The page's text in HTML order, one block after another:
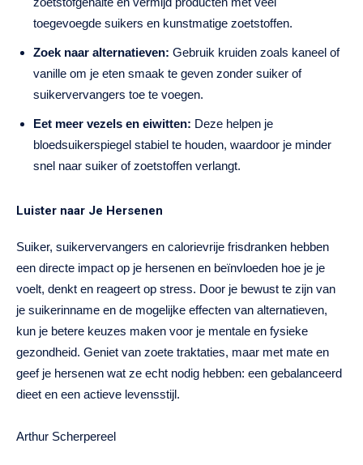
toegevoegde suikers en kunstmatige zoetstoffen.
Zoek naar alternatieven: Gebruik kruiden zoals kaneel of
vanille om je eten smaak te geven zonder suiker of
suikervervangers toe te voegen.
Eet meer vezels en eiwitten: Deze helpen je
bloedsuikerspiegel stabiel te houden, waardoor je minder
snel naar suiker of zoetstoffen verlangt.
Luister naar Je Hersenen
Suiker, suikervervangers en calorievrije frisdranken hebben
een directe impact op je hersenen en beïnvloeden hoe je je
voelt, denkt en reageert op stress. Door je bewust te zijn van
je suikerinname en de mogelijke effecten van alternatieven,
kun je betere keuzes maken voor je mentale en fysieke
gezondheid. Geniet van zoete traktaties, maar met mate en
geef je hersenen wat ze echt nodig hebben: een gebalanceerd
dieet en een actieve levensstijl.
Arthur Scherpereel